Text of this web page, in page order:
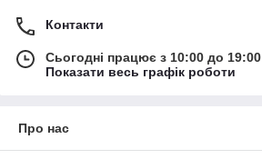
Контакти
Сьогодні працює з 10:00 до 19:00
Показати весь графік роботи
Про нас